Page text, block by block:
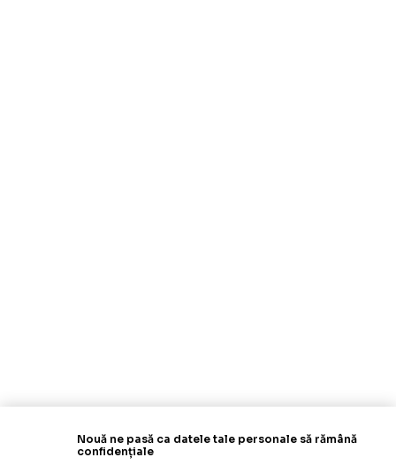
Nouă ne pasă ca datele tale personale să rămână
confidențiale